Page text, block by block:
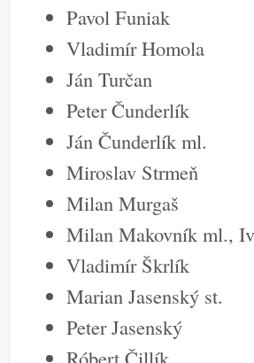
Pavol Funiak
Vladimír Homola
Ján Turčan
Peter Čunderlík
Ján Čunderlík ml.
Miroslav Strmeň
Milan Murgaš
Milan Makovník ml.,
Vladimír Škrlík
Marian Jasenský st.
Peter Jasenský
Róbert Čillík